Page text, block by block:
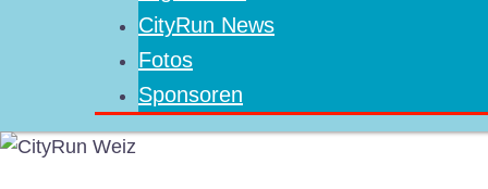
CityRun News
Fotos
Sponsoren